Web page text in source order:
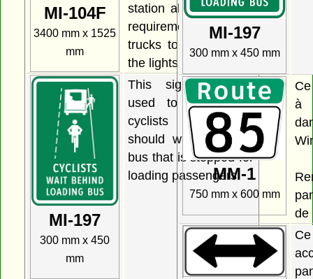
MI-104F
3400 mm x 1525
mm
station ahead and the
requirement for all
trucks to report when
the lights are flashing.
MI-197
300 mm x 450
mm
This sign may be
used to indicate to
cyclists that they
should wait behind a
bus that is stopped for
loading passengers.
MI-197
300 mm x 450 mm
MM-1
750 mm x 600 mm
à
de